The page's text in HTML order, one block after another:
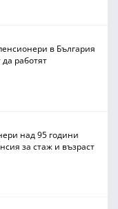
в България
работят
над 95 години
за стаж и възраст